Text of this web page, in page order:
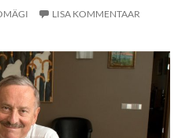
LISA KOMMENTAAR